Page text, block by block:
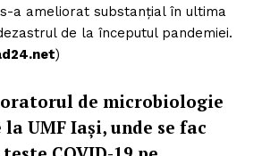
a ameliorat substanțial în ultima
de la începutul pandemiei.
)
de microbiologie
UMF Iași, unde se fac